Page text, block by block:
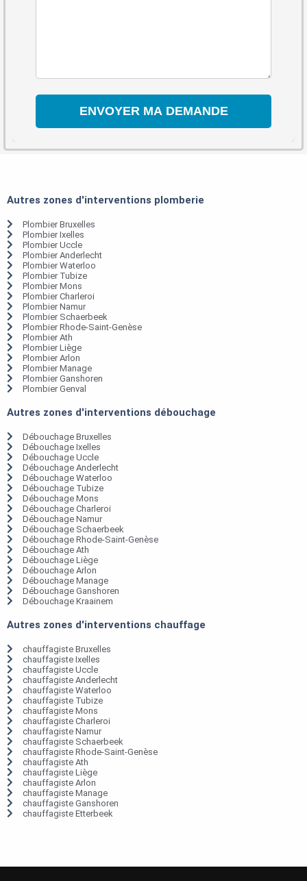
Autres zones d'interventions plomberie
Plombier Bruxelles
Plombier Ixelles
Plombier Uccle
Plombier Anderlecht
Plombier Waterloo
Plombier Tubize
Plombier Mons
Plombier Charleroi
Plombier Namur
Plombier Schaerbeek
Plombier Rhode-Saint-Genèse
Plombier Ath
Plombier Liège
Plombier Arlon
Plombier Manage
Plombier Ganshoren
Plombier Genval
Autres zones d'interventions débouchage
Débouchage Bruxelles
Débouchage Ixelles
Débouchage Uccle
Débouchage Anderlecht
Débouchage Waterloo
Débouchage Tubize
Débouchage Mons
Débouchage Charleroi
Débouchage Namur
Débouchage Schaerbeek
Débouchage Rhode-Saint-Genèse
Débouchage Ath
Débouchage Liège
Débouchage Arlon
Débouchage Manage
Débouchage Ganshoren
Débouchage Kraainem
Autres zones d'interventions chauffage
chauffagiste Bruxelles
chauffagiste Ixelles
chauffagiste Uccle
chauffagiste Anderlecht
chauffagiste Waterloo
chauffagiste Tubize
chauffagiste Mons
chauffagiste Charleroi
chauffagiste Namur
chauffagiste Schaerbeek
chauffagiste Rhode-Saint-Genèse
chauffagiste Ath
chauffagiste Liège
chauffagiste Arlon
chauffagiste Manage
chauffagiste Ganshoren
chauffagiste Etterbeek